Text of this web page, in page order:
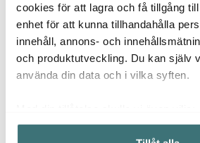
cookies för att lagra och få tillgång
enhet för att kunna tillhandahålla
innehåll, annons- och
och produktutveckling. Du kan själv
använda din data och i vilka syften.
Samla in information om din
Kähler
Hammershøi Christmas
Snöflicka hängande 6,5
cm Vit
249 kr
Kähler
ljusstake
jultomte
349 kr